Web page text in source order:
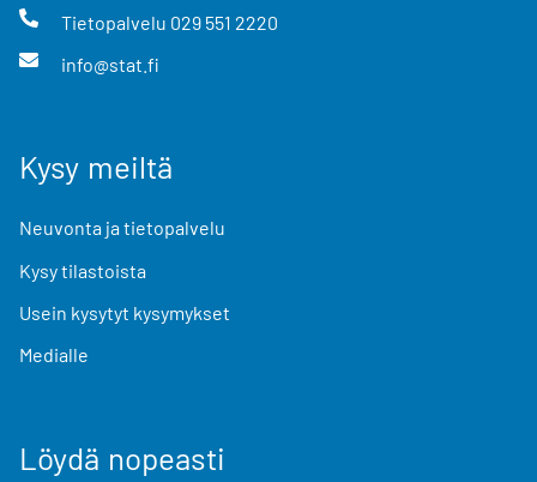
Tietopalvelu 029 551 2220
info@stat.fi
Kysy meiltä
Neuvonta ja tietopalvelu
Kysy tilastoista
Usein kysytyt kysymykset
Medialle
Löydä nopeasti